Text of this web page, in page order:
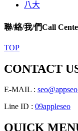
八大
聯/絡/我/們Call
TOP
CONTACT
E-MAIL :
Line ID : 09appleseo
QUICK